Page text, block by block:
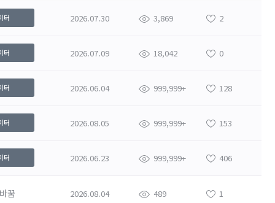
터 2026.07.30 3,869 2
터 2026.07.09 18,042 0
터 2026.06.04 999,999+ 128
터 2026.08.05 999,999+ 153
터 2026.06.23 999,999+ 406
꿈 2026.08.04 489 1